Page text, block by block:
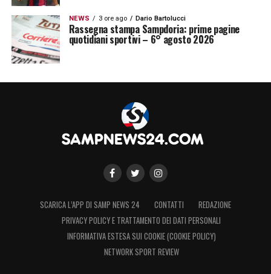
NEWS 3 ore ago Dario Bartolucci
Rassegna stampa Sampdoria: prime pagine
quotidiani sportivi – 6° agosto 2026
SCARICA L’APP DI SAMP NEWS 24 CONTATTI
REDAZIONE
PRIVACY POLICY E TRATTAMENTO DEI DATI PERSONALI
INFORMATIVA ESTESA SUI COOKIE (COOKIE POLICY)
NETWORK SPORT REVIEW